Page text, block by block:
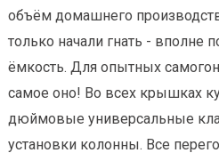
объём домашнего
только начали гнать - вполне
ёмкость. Для опытных
самое оно! Во всех крышках
дюймовые универсальные
установки колонны. Все